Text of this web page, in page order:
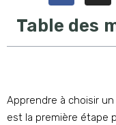
Table des
Apprendre à choisir
est la première étape